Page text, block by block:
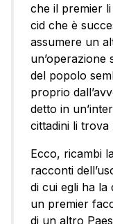
che il premier
cid che è
assumere un
un’operazione
del popolo
proprio
detto in
cittadini li trova
Ecco, ricambi
racconti
di cui egli ha la
un premier
di un altro